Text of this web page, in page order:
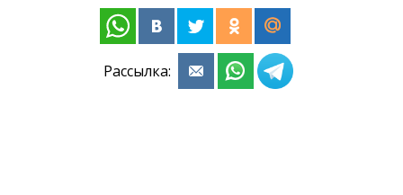
Рассылка: